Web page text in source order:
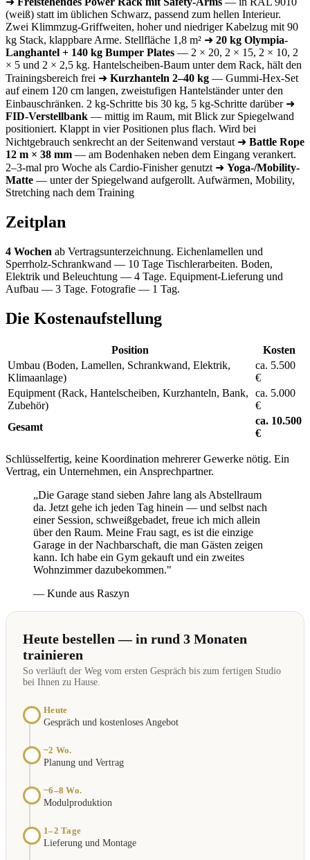
(weiß) statt im üblichen Schwarz, passend zum hellen Interieur.
Zwei Klimmzug-Griffweiten, hoher und niedriger Kabelzug mit 90
kg Stack, klappbare Arme. Stellfläche 1,8 m² ➜ 20 kg Olympia-
Langhantel + 140 kg Bumper Plates — 2 × 20, 2 × 15, 2 × 10, 2
× 5 und 2 × 2,5 kg. Hantelscheiben-Baum unter dem Rack, hält den
Trainingsbereich frei ➜ Kurzhanteln 2–40 kg — Gummi-Hex-Set
auf einem 120 cm langen, zweistufigen Hantelständer unter den
Einbauschränken. 2 kg-Schritte bis 30 kg, 5 kg-Schritte darüber ➜
FID-Verstellbank — mittig im Raum, mit Blick zur Spiegelwand
positioniert. Klappt in vier Positionen plus flach. Wird bei
Nichtgebrauch senkrecht an der Seitenwand verstaut ➜ Battle Rope
12 m × 38 mm — am Bodenhaken neben dem Eingang verankert.
2–3-mal pro Woche als Cardio-Finisher genutzt ➜ Yoga-/Mobility-
Matte — unter der Spiegelwand aufgerollt. Aufwärmen, Mobility,
Stretching nach dem Training
Zeitplan
4 Wochen ab Vertragsunterzeichnung. Eichenlamellen und
Sperrholz-Schrankwand — 10 Tage Tischlerarbeiten. Boden,
Elektrik und Beleuchtung — 4 Tage. Equipment-Lieferung und
Aufbau — 3 Tage. Fotografie — 1 Tag.
Die Kostenaufstellung
Position
Kosten
Umbau (Boden, Lamellen, Schrankwand, Elektrik,
Klimaanlage)
ca. 5.500
€
Equipment (Rack, Hantelscheiben, Kurzhanteln, Bank,
Zubehör)
ca. 5.000
€
Gesamt
ca. 10.500
€
Schlüsselfertig, keine Koordination mehrerer Gewerke nötig. Ein
Vertrag, ein Unternehmen, ein Ansprechpartner.
„Die Garage stand sieben Jahre lang als Abstellraum
da. Jetzt gehe ich jeden Tag hinein — und selbst nach
einer Session, schweißgebadet, freue ich mich allein
über den Raum. Meine Frau sagt, es ist die einzige
Garage in der Nachbarschaft, die man Gästen zeigen
kann. Ich habe ein Gym gekauft und ein zweites
Wohnzimmer dazubekommen."
— Kunde aus Raszyn
Heute bestellen — in rund 3 Monaten
trainieren
So verläuft der Weg vom ersten Gespräch bis zum fertigen Studio
bei Ihnen zu Hause.
Heute
Gespräch und kostenloses Angebot
~2 Wo.
Planung und Vertrag
~6–8 Wo.
Modulproduktion
1–2 Tage
Lieferung und Montage